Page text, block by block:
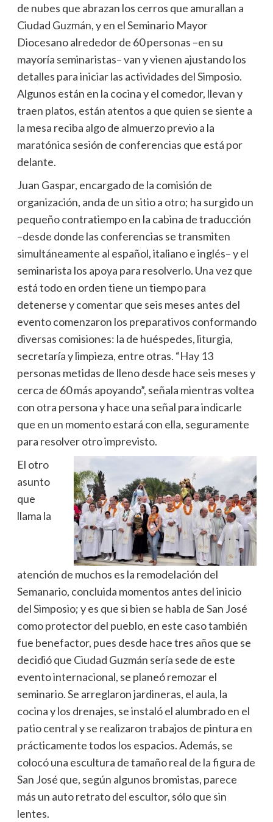
de nubes que abrazan los cerros que amurallan a
Ciudad Guzmán, y en el Seminario Mayor
Diocesano alrededor de 60 personas –en su
mayoría seminaristas– van y vienen ajustando los
detalles para iniciar las actividades del Simposio.
Algunos están en la cocina y el comedor, llevan y
traen platos, están atentos a que quien se siente a
la mesa reciba algo de almuerzo previo a la
maratónica sesión de conferencias que está por
delante.
Juan Gaspar, encargado de la comisión de
organización, anda de un sitio a otro; ha surgido un
pequeño contratiempo en la cabina de traducción
–desde donde las conferencias se transmiten
simultáneamente al español, italiano e inglés– y el
seminarista los apoya para resolverlo. Una vez que
está todo en orden tiene un tiempo para
detenerse y comentar que seis meses antes del
evento comenzaron los preparativos conformando
diversas comisiones: la de huéspedes, liturgia,
secretaría y limpieza, entre otras. “Hay 13
personas metidas de lleno desde hace seis meses y
cerca de 60 más apoyando”, señala mientras voltea
con otra persona y hace una señal para indicarle
que en un momento estará con ella, seguramente
para resolver otro imprevisto.
El otro
asunto
que
llama la
atención de muchos es la remodelación del
Semanario, concluida momentos antes del inicio
del Simposio; y es que si bien se habla de San José
como protector del pueblo, en este caso también
fue benefactor, pues desde hace tres años que se
decidió que Ciudad Guzmán sería sede de este
evento internacional, se planeó remozar el
seminario. Se arreglaron jardineras, el aula, la
cocina y los drenajes, se instaló el alumbrado en el
patio central y se realizaron trabajos de pintura en
prácticamente todos los espacios. Además, se
colocó una escultura de tamaño real de la figura de
San José que, según algunos bromistas, parece
más un auto retrato del escultor, sólo que sin
lentes.